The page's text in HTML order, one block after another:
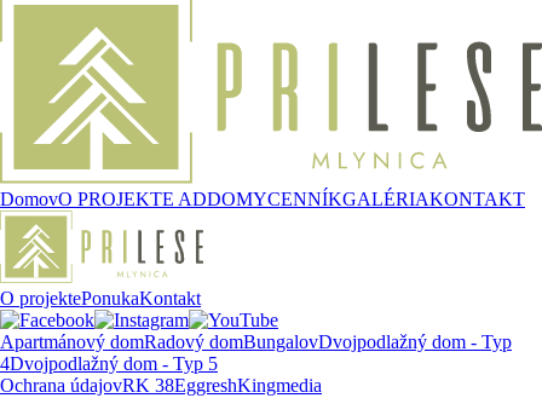
DomovO PROJEKTE ADDOMYCENNÍKGALÉRIAKONTAKT
O projektePonukaKontakt
Apartmánový domRadový domBungalovDvojpodlažný dom - Typ
4Dvojpodlažný dom - Typ 5
Ochrana údajovRK 38EggreshKingmedia